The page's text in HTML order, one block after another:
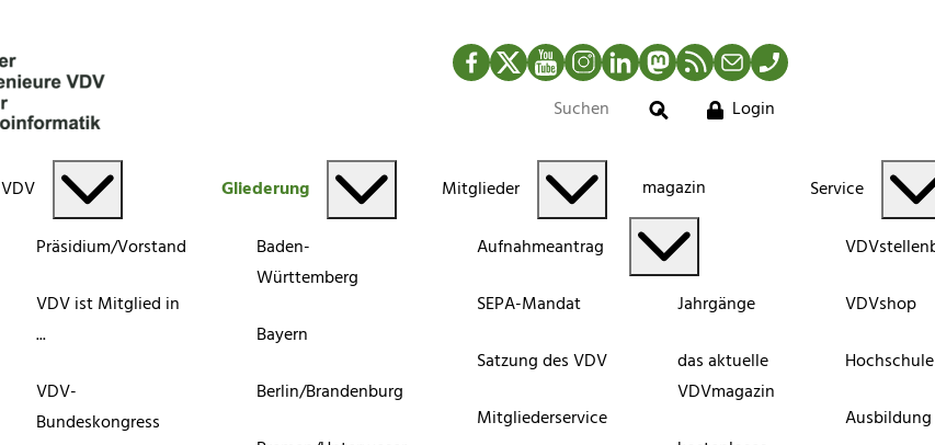
Facebook
TwitterYouTubeInstagram
LinkedInMastodonRSS-Newsfeed
MailTelefon
Suche
Login
VDV
Präsidium/Vorstand
VDV ist Mitglied in
...
VDV-
Bundeskongress
Gliederung
Baden-
Württemberg
Bayern
Berlin/Brandenburg
Mitglieder
Aufnahmeantrag
SEPA-Mandat
Satzung des VDV
Mitgliederservice
magazin
Jahrgänge
das aktuelle
VDVmagazin
Service
VDVshop
Ausbildung